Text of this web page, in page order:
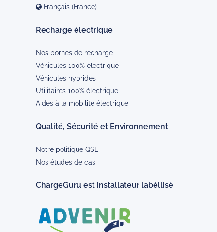
Français (France)
Recharge électrique
Nos bornes de recharge
Véhicules 100% électrique
Véhicules hybrides
Utilitaires 100% électrique
Aides à la mobilité électrique
Qualité, Sécurité et Environnement
Notre politique QSE
Nos études de cas
ChargeGuru est installateur labéllisé